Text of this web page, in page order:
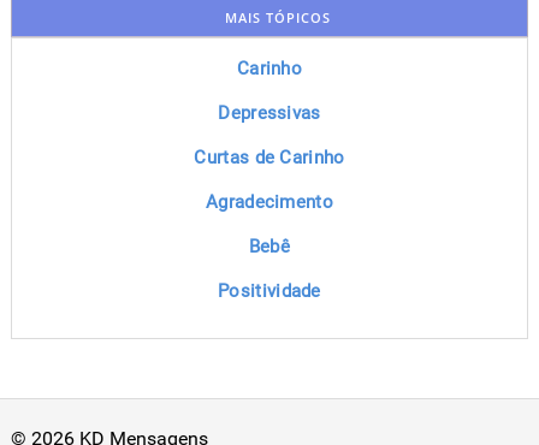
MAIS TÓPICOS
Carinho
Depressivas
Curtas de Carinho
Agradecimento
Bebê
Positividade
© 2026 KD Mensagens